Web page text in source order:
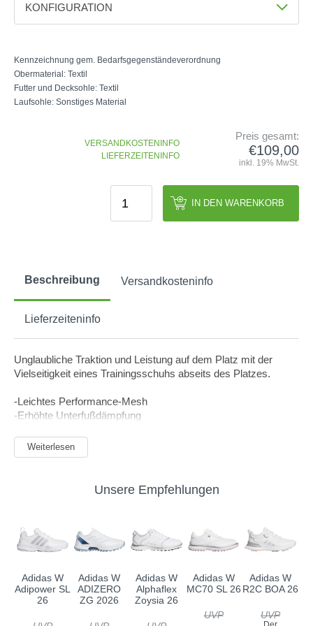
ACCESSOIRES
MONTAGE
GOLFSCHLÄGER
TROLLIES
BÄLLE
SCHUHE
HANDSCHUHE
EVENTS
EVENTS
ANFRAGE
GUTSCHEINE
KONFIGURATION
Weiß/Grau (95746)
Kennzeichnung gem. Bedarfsgegenständeverordnung
Obermaterial: Textil
Futter und Decksohle: Textil
Laufsohle: Sonstiges Material
VERSANDKOSTENINFO
LIEFERZEITENINFO
Preis gesamt:
€109,00
inkl. 19% MwSt.
IN DEN WARENKORB
Beschreibung Versandkosteninfo
Lieferzeiteninfo
Unglaubliche Traktion und Leistung auf dem Platz mit der
Vielseitigkeit eines Trainingsschuhs abseits des Platzes.
-Leichtes Performance-Mesh
-Erhöhte Unterfußdämpfung
und abseits des Platzes
-Eine weiche EVA-Zwischensohle bietet verbesserten Komfort
Weiterlesen
Unsere Empfehlungen
Adidas W
Adipower SL
26
Adidas W
ADIZERO
ZG 2026
Adidas W
Alphaflex
Zoysia 26
Adidas W
MC70 SL 26
UVP
Adidas W
R2C BOA 26
UVP